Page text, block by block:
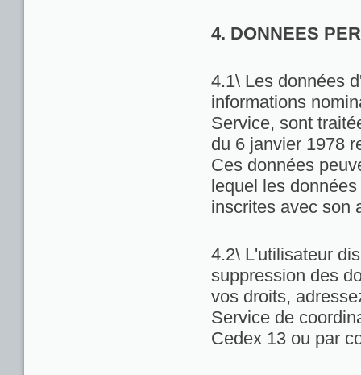
4. DONNEES
4.1\ Les données
informations
Service, sont
du 6 janvier 1978
Ces données
lequel les
inscrites avec son
4.2\ L'utilisateur
suppression des
vos droits,
Service de
Cedex 13 ou par